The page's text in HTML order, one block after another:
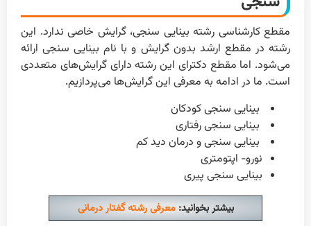
مقطع کارشناسی رشته بینایی سنجی، گرایش خاصی ندارد. این
رشته در مقطع ارشد بدون گرایش و با نام بینایی سنجی ارائه
می‌شود. اما مقطع دکترای این رشته دارای گرایش‌های متعددی
است. ما در ادامه به معرفی این گرایش‌ها می‌پردازیم.
بینایی سنجی کودکان
بینایی سنجی رفتاری
بینایی سنجی و درمان دید کم
نورو- اپتومتری
بینایی سنجی پیری
بیشتر بخوانید:معرفی رشته گفتار درمانی